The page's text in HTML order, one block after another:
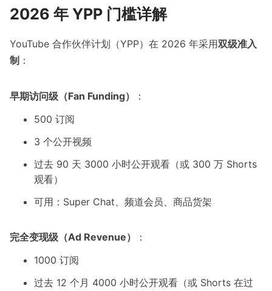
2026 年 YPP 门槛详解
YouTube 合作伙伴计划（YPP）在 2026 年采用双级准入
制 ：
早期访问级（Fan Funding）
：
500 订阅
3 个公开视频
过去 90 天 3000 小时公开观看（或 300 万 Shorts
观看）
可用：Super Chat、频道会员、商品货架
完全变现级（Ad Revenue）
：
1000 订阅
过去 12 个月 4000 小时公开观看（或 Shorts 在过